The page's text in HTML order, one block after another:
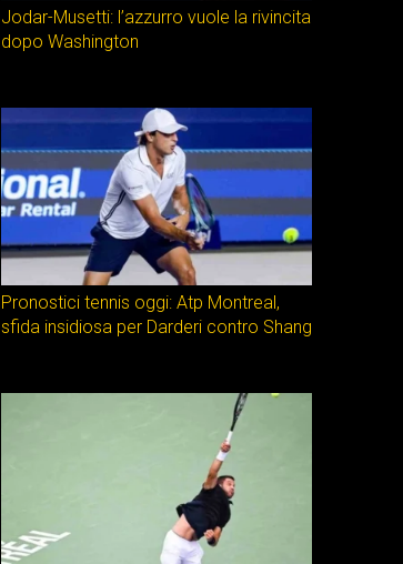
Jodar-Musetti: l’azzurro vuole la rivincita
dopo Washington
Pronostici tennis oggi: Atp Montreal,
sfida insidiosa per Darderi contro Shang